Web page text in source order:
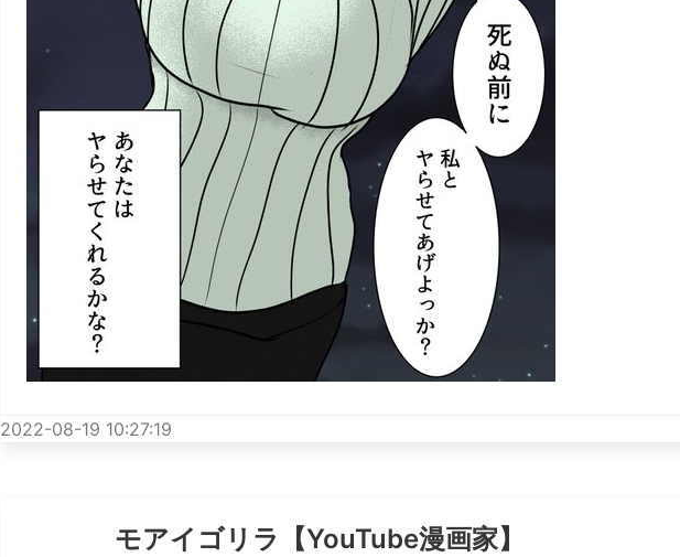
2022-08-19 10:27:19
モアイゴリラ【YouTube漫画家】